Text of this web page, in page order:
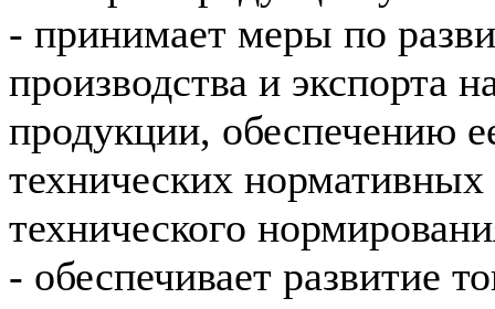
- принимает меры по
производства и экспорта
продукции, обеспечению
технических
технического
- обеспечивает развитие